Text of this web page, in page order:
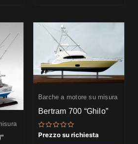
Barche a motore su misura
Bertram 700 “Ghilo”
Valutato
0
Prezzo su richiesta